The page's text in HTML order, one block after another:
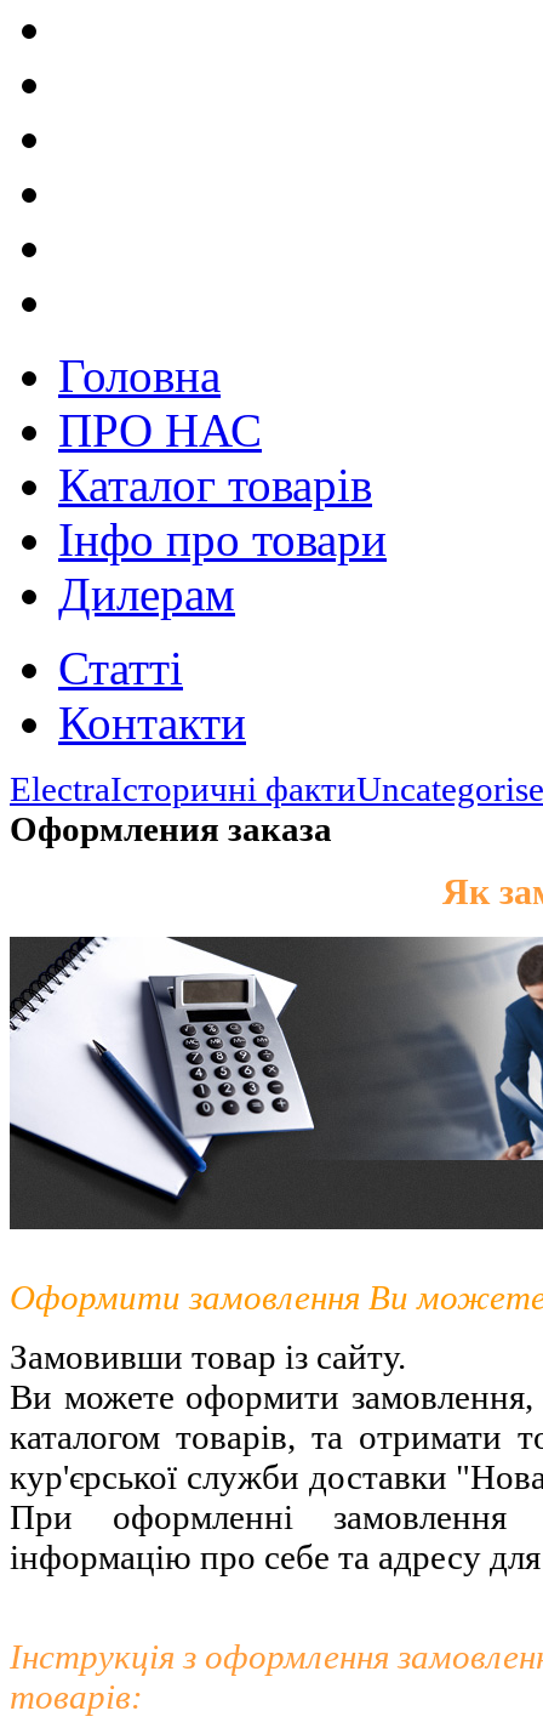
Головна
ПРО НАС
Каталог товарів
Інфо про товари
Дилерам
Статті
Контакти
ElectraІсторичні факти
Оформления заказа
Як
Оформити замовлення Ви
Замовивши товар із сайту.
Ви можете оформити
каталогом товарів, та отримати
кур'єрської служби доставки
При оформленні замовлення
інформацію про себе та адресу
Інструкція з оформлення
товарів: